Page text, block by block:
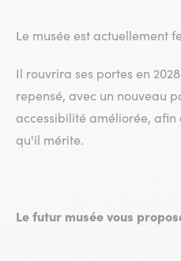
Le musée est actuellement
Il rouvrira ses portes en
repensé, avec un nouveau
accessibilité améliorée,
qu'il mérite.
Le futur musée vous